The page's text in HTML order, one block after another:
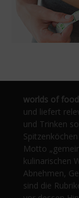
worlds of food
und liefert
und Trinken
Motto
kulinarischen
Abnehmen,
sind die